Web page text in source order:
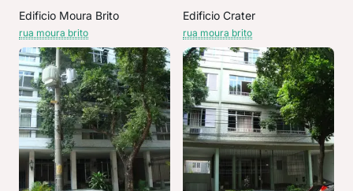
Edificio Moura Brito
rua moura brito
Edificio Crater
rua moura brito